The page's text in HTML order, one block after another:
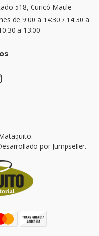
518, Curicó Maule
de 9:00 a 14:30 / 14:30 a
a 13:00
por Jumpseller.